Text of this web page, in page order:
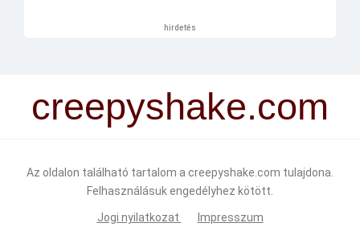
hirdetés
creepyshake.com
Az oldalon található tartalom a creepyshake.com tulajdona.
Felhasználásuk engedélyhez kötött.
Jogi nyilatkozat Impresszum